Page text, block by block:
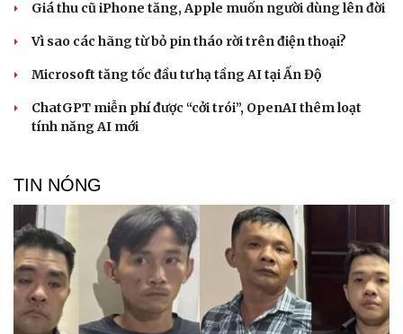
Giá thu cũ iPhone tăng, Apple muốn người dùng lên đời
Vì sao các hãng từ bỏ pin tháo rời trên điện thoại?
Microsoft tăng tốc đầu tư hạ tầng AI tại Ấn Độ
ChatGPT miễn phí được “cởi trói”, OpenAI thêm loạt
tính năng AI mới
TIN NÓNG